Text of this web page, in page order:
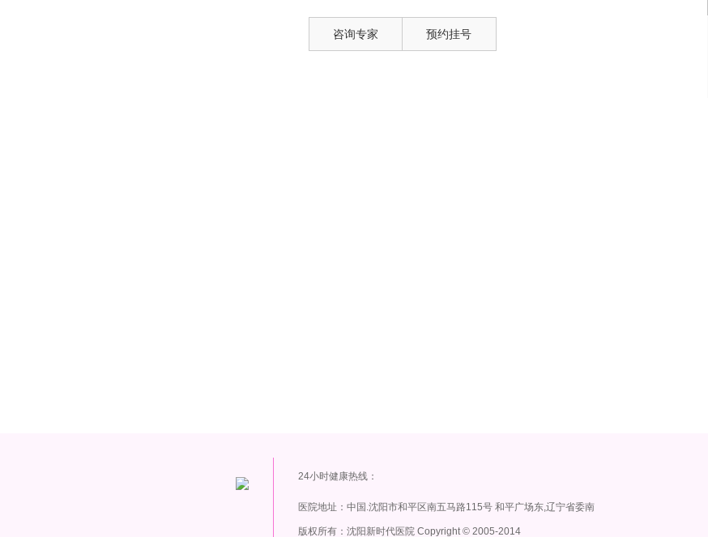
咨询专家 预约挂号
24小时健康热线：
医院地址：中国.沈阳市和平区南五马路115号 和平广场东,辽宁省委南
版权所有：沈阳新时代医院 Copyright© 2005-2014